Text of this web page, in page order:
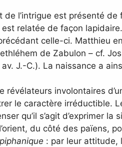
l’intrigue est présenté
relatée de façon
celle-ci. Matthieu
de Zabulon – cf.
J.-C.). La naissance a
involontaires
le caractère irréductible.
qu’il s’agit d’exprimer la
du côté des païens,
: par leur attitude,